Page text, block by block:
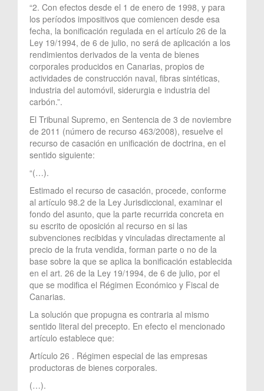
“2. Con efectos desde el 1 de enero de 1998, y para
los períodos impositivos que comiencen desde esa
fecha, la bonificación regulada en el artículo 26 de la
Ley 19/1994, de 6 de julio, no será de aplicación a los
rendimientos derivados de la venta de bienes
corporales producidos en Canarias, propios de
actividades de construcción naval, fibras sintéticas,
industria del automóvil, siderurgia e industria del
carbón.”.
El Tribunal Supremo, en Sentencia de 3 de noviembre
de 2011 (número de recurso 463/2008), resuelve el
recurso de casación en unificación de doctrina, en el
sentido siguiente:
“(…).
Estimado el recurso de casación, procede, conforme
al artículo 98.2 de la Ley Jurisdiccional, examinar el
fondo del asunto, que la parte recurrida concreta en
su escrito de oposición al recurso en si las
subvenciones recibidas y vinculadas directamente al
precio de la fruta vendida, forman parte o no de la
base sobre la que se aplica la bonificación establecida
en el art. 26 de la Ley 19/1994, de 6 de julio, por el
que se modifica el Régimen Económico y Fiscal de
Canarias.
La solución que propugna es contraria al mismo
sentido literal del precepto. En efecto el mencionado
artículo establece que:
Artículo 26 . Régimen especial de las empresas
productoras de bienes corporales.
(…).